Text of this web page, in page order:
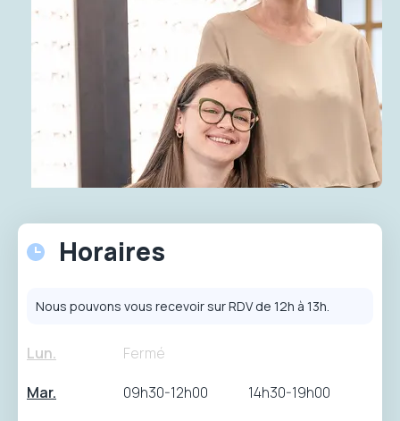
Horaires
Nous pouvons vous recevoir sur RDV de 12h à 13h.
Lun.
Fermé
Mar.
09h30-12h00
14h30-19h00